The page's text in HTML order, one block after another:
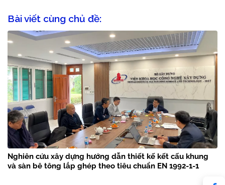
Bài viết cùng chủ đề:
Nghiên cứu xây dựng hướng dẫn thiết kế kết cấu khung
và sàn bê tông lắp ghép theo tiêu chuẩn EN 1992-1-1